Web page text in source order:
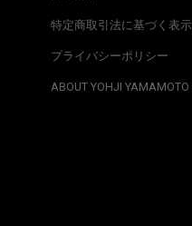
特定商取引法に基づく表示
プライバシーポリシー
ABOUT YOHJI YAMAMOTO